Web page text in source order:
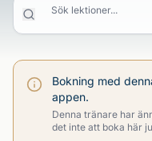
Sök lektioner...
Bokning med
appen.
Denna tränare har
det inte att boka här